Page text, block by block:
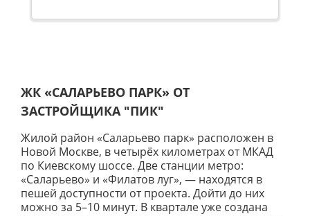
ЖК «САЛАРЬЕВО ПАРК» ОТ
ЗАСТРОЙЩИКА "ПИК"
Жилой район «Саларьево парк» расположен в
Новой Москве, в четырёх километрах от МКАД
по Киевскому шоссе. Две станции метро:
«Саларьево» и «Филатов луг», — находятся в
пешей доступности от проекта. Дойти до них
можно за 5–10 минут. В квартале уже создана